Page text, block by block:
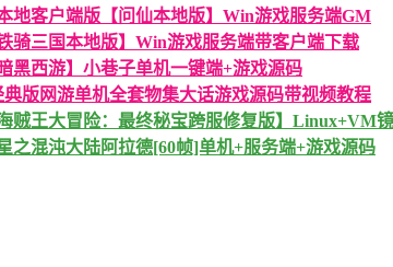
地客户端版【问仙本地版】Win游戏服务端GM
骑三国本地版】Win游戏服务端带客户端下载
黑西游】小巷子单机一键端+游戏源码
典版网游单机全套物集大话游戏源码带视频教程
贼王大冒险：最终秘宝跨服修复版】Linux+VM
之混沌大陆阿拉德[60帧]单机+服务端+游戏源码